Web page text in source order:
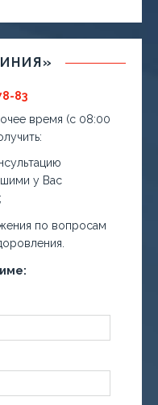
83
время (с 08:00
у Вас
по вопросам